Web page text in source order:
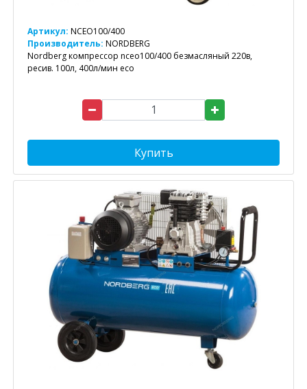
Артикул: NCEO100/400
Производитель: NORDBERG
Nordberg компрессор nceo100/400 безмасляный 220в,
ресив. 100л, 400л/мин eco
Купить